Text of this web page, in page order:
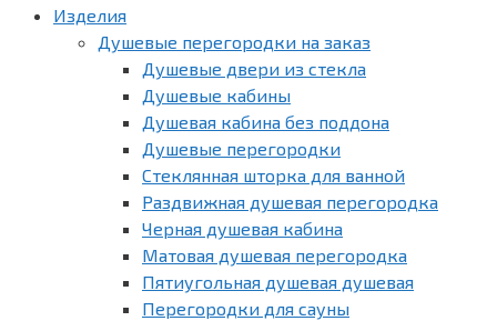
Изделия
Душевые перегородки на заказ
Душевые двери из стекла
Душевые кабины
Душевая кабина без поддона
Душевые перегородки
Стеклянная шторка для ванной
Раздвижная душевая перегородка
Черная душевая кабина
Матовая душевая перегородка
Пятиугольная душевая душевая
Перегородки для сауны